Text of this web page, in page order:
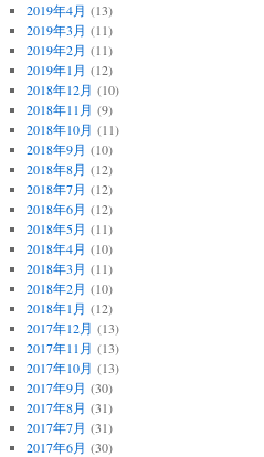
2019年4月 (13)
2019年3月 (11)
2019年2月 (11)
2019年1月 (12)
2018年12月 (10)
2018年11月 (9)
2018年10月 (11)
2018年9月 (10)
2018年8月 (12)
2018年7月 (12)
2018年6月 (12)
2018年5月 (11)
2018年4月 (10)
2018年3月 (11)
2018年2月 (10)
2018年1月 (12)
2017年12月 (13)
2017年11月 (13)
2017年10月 (13)
2017年9月 (30)
2017年8月 (31)
2017年7月 (31)
2017年6月 (30)